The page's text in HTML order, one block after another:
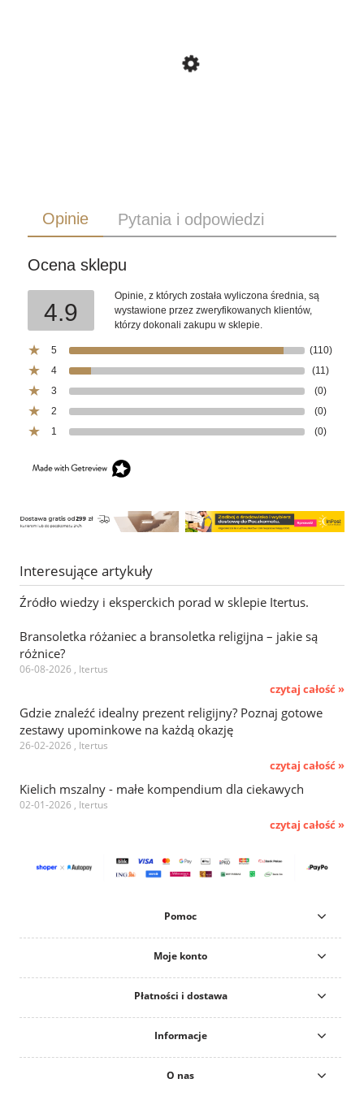
139,00 zł
do koszyka
Opinie Pytania i odpowiedzi
Ocena sklepu
4.9
Opinie, z których została wyliczona średnia, są
wystawione przez zweryfikowanych klientów,
którzy dokonali zakupu w sklepie.
5
(110)
4
(11)
3
(0)
2
(0)
1
(0)
Interesujące artykuły
Źródło wiedzy i eksperckich porad w sklepie Itertus.
Bransoletka różaniec a bransoletka religijna – jakie są
różnice?
06-08-2026 , Itertus
czytaj całość »
Gdzie znaleźć idealny prezent religijny? Poznaj gotowe
zestawy upominkowe na każdą okazję
26-02-2026 , Itertus
czytaj całość »
Kielich mszalny - małe kompendium dla ciekawych
02-01-2026 , Itertus
czytaj całość »
Pomoc
Moje konto
Płatności i dostawa
Informacje
O nas